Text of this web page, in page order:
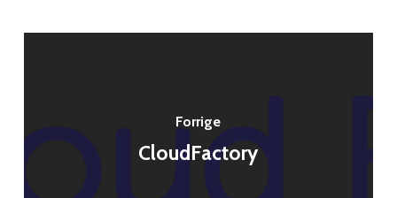
Forrige
CloudFactory